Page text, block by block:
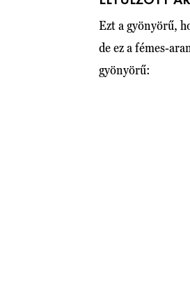
Ezt a gyönyörű,
de ez a fémes-
gyönyörű: